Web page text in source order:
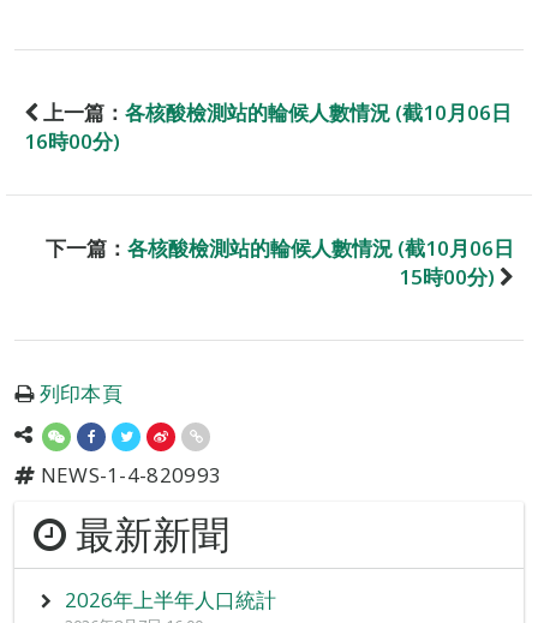
上一篇： 各核酸檢測站的輪候人數情況 (截10月06日
16時00分)
下一篇： 各核酸檢測站的輪候人數情況 (截10月06日
15時00分)
列印本頁
NEWS-1-4-820993
最新新聞
2026年上半年人口統計